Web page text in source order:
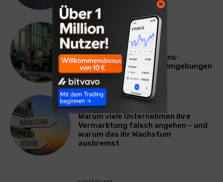
TECHNIK
SourcingBlox startet
CentaurNexus: Operations-
Plattform für Zscaler-Umgebungen
WERBUNG & MARKETING
Warum viele Unternehmen ihre
Vermarktung falsch angehen – und
warum das ihr Wachstum
ausbremst